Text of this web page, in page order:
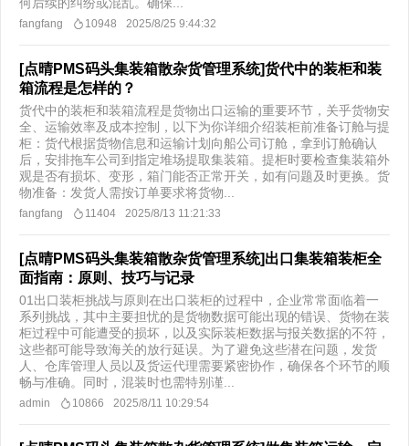
fangfang 10948 2025/8/25 9:44:32
[点晴PMS码头集装箱散杂货管理系统]货代中的装柜和装
箱流程是怎样的？
货代中的装柜和装箱流程是货物出口运输的重要环节，关乎货物安
全、运输效率及成本控制，以下为你详细介绍装柜前准备订舱与提
柜：货代根据货物信息和运输计划向船公司订舱，拿到订舱确认
后，安排拖车公司到指定堆场提取集装箱。提柜时要检查集装箱外
观是否有损坏、变形，箱门能否正常开关，如有问题及时更换。货
物准备：发货人需按订单要求将货物...
fangfang 11404 2025/8/13 11:21:33
[点晴PMS码头集装箱散杂货管理系统]出口集装箱装柜全
面指南：原则、技巧与记录
01出口装柜挑战与原则在出口装柜的过程中，企业常常面临着一
系列挑战，其中主要担忧的是货物数据可能出现的错误、货物在装
柜过程中可能遭受的损坏，以及实际装柜数据与报关数据的不符，
这些都可能导致海关的放行延误。为了避免这些潜在问题，发货
人、仓库管理人员以及货运代理需要紧密协作，确保各个环节的顺
畅与准确。同时，混装时也需特别谨...
admin 10866 2025/8/11 10:29:54